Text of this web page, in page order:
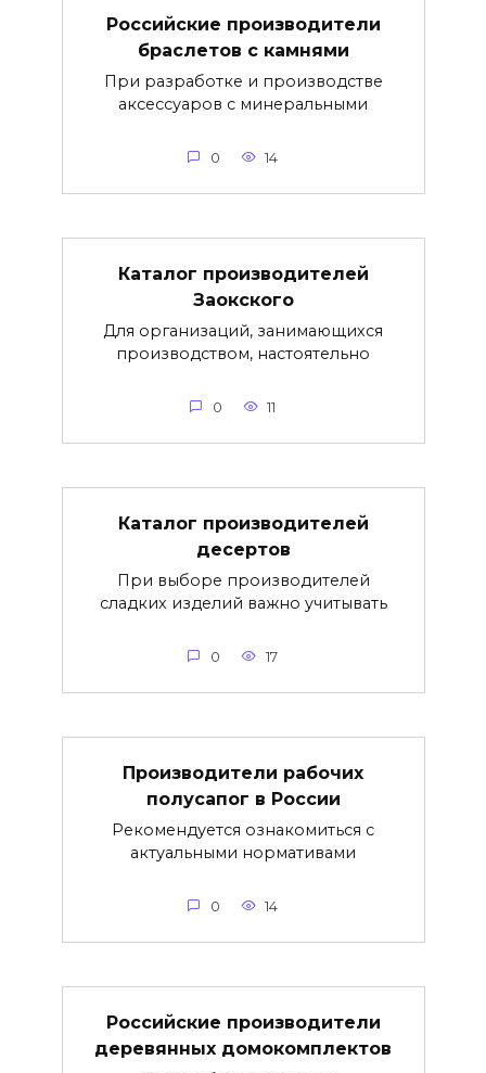
Российские производители
браслетов с камнями
При разработке и производстве
аксессуаров с минеральными
0 14
Каталог производителей
Заокского
Для организаций, занимающихся
производством, настоятельно
0 11
Каталог производителей
десертов
При выборе производителей
сладких изделий важно учитывать
0 17
Производители рабочих
полусапог в России
Рекомендуется ознакомиться с
актуальными нормативами
0 14
Российские производители
деревянных домокомплектов